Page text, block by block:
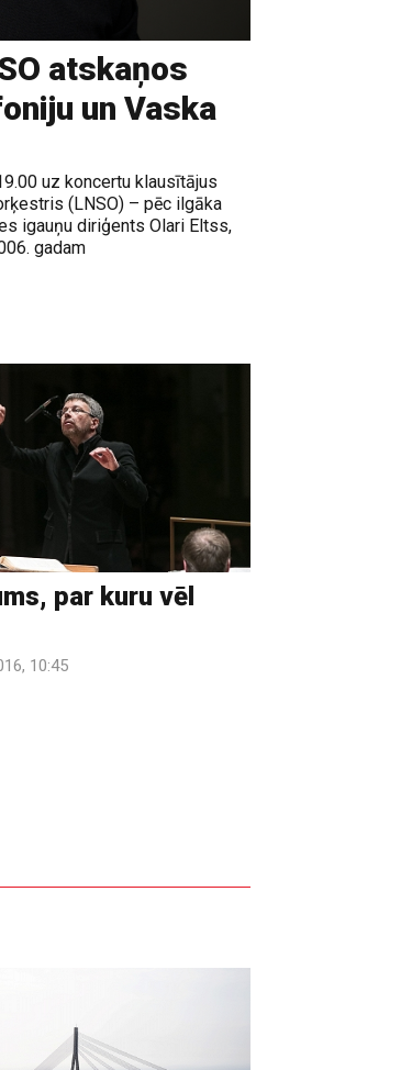
atskaņos
un Vaska
uz koncertu klausītājus
(LNSO) – pēc ilgāka
igauņu diriģents Olari Eltss,
gadam
par kuru vēl
10:45